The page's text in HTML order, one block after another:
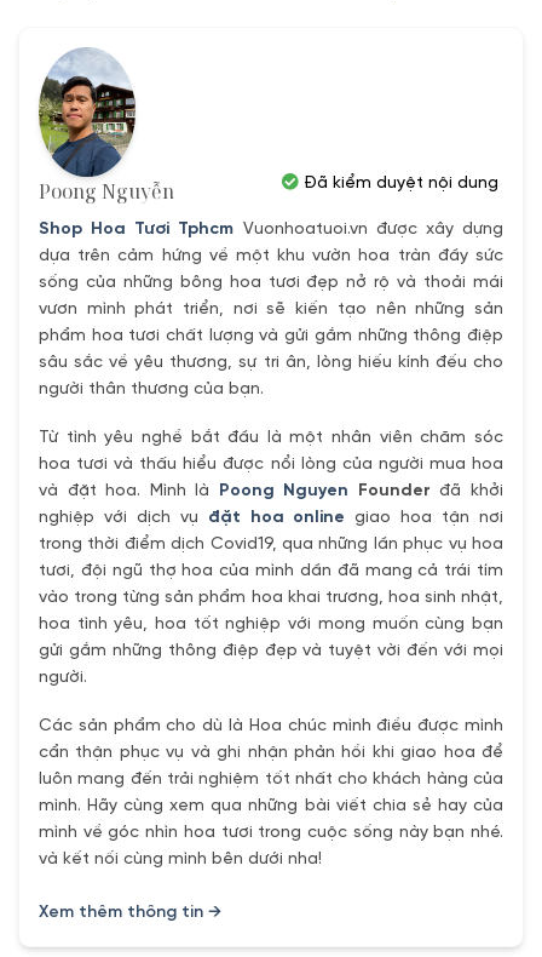
Poong Nguyễn
Shop Hoa Tươi Tphcm Vuonhoatuoi.vn được xây dựng
dựa trên cảm hứng về một khu vườn hoa tràn đầy sức
sống của những bông hoa tươi đẹp nở rộ và thoải mái
vươn mình phát triển, nơi sẽ kiến tạo nên những sản
phẩm hoa tươi chất lượng và gửi gắm những thông điệp
sâu sắc về yêu thương, sự tri ân, lòng hiếu kính đếu cho
người thân thương của bạn.
Từ tình yêu nghề bắt đầu là một nhân viên chăm sóc
hoa tươi và thấu hiểu được nổi lòng của người mua hoa
và đặt hoa. Mình là Poong Nguyen Founder đã khởi
nghiệp với dịch vụ đặt hoa online giao hoa tận nơi
trong thời điểm dịch Covid19, qua những lần phục vụ hoa
tươi, đội ngũ thợ hoa của mình dần đã mang cả trái tím
vào trong từng sản phẩm hoa khai trương, hoa sinh nhật,
hoa tình yêu, hoa tốt nghiệp với mong muốn cùng bạn
gửi gắm những thông điệp đẹp và tuyệt vời đến với mọi
người.
Các sản phẩm cho dù là Hoa chúc mình điều được mình
cẩn thận phục vụ và ghi nhận phản hồi khi giao hoa để
luôn mang đến trải nghiệm tốt nhất cho khách hàng của
mình. Hãy cùng xem qua những bài viết chia sẻ hay của
mình về góc nhìn hoa tươi trong cuộc sống này bạn nhé.
và kết nối cùng mình bên dưới nha!
Xem thêm thông tin →
Đã kiểm duyệt nội dung